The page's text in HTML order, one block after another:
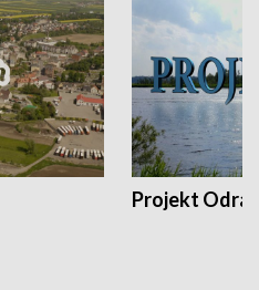
Projekt Odra